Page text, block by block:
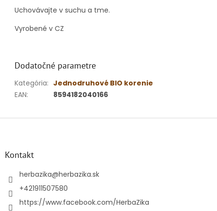
Uchovávajte v suchu a tme.
Vyrobené v CZ
Dodatočné parametre
Kategória: Jednodruhové BIO korenie
EAN: 8594182040166
Kontakt
herbazika@herbazika.sk
+421911507580
https://www.facebook.com/HerbaZika